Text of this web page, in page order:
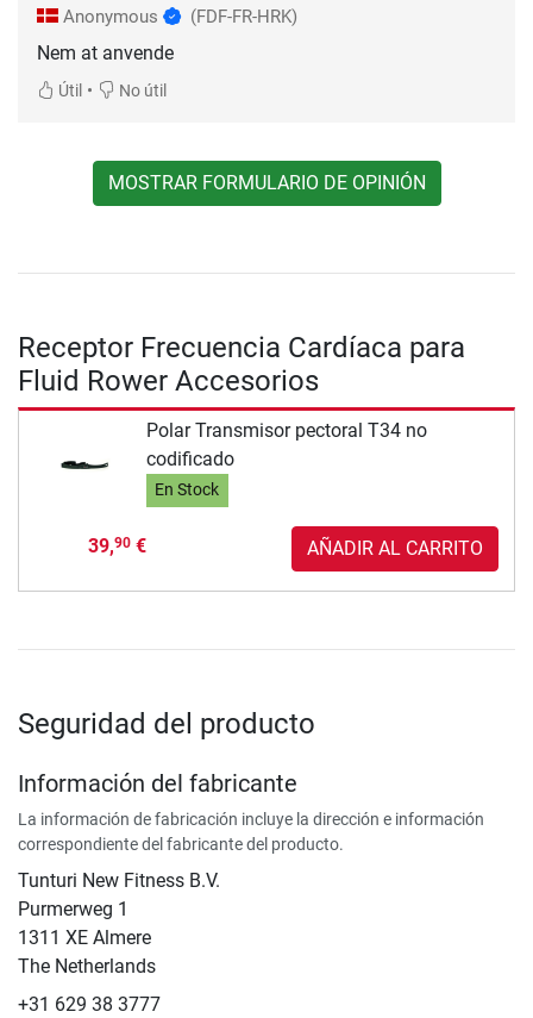
Anonymous (FDF-FR-HRK)
Nem at anvende
Útil • No útil
MOSTRAR FORMULARIO DE OPINIÓN
Receptor Frecuencia Cardíaca para
Fluid Rower Accesorios
Polar Transmisor pectoral T34 no
codificado
En Stock
39,90€ AÑADIR AL CARRITO
Seguridad del producto
Información del fabricante
La información de fabricación incluye la dirección e información
correspondiente del fabricante del producto.
Tunturi New Fitness B.V.
​Purmerweg 1
1311 XE Almere
The Netherlands
+31 629 38 3777